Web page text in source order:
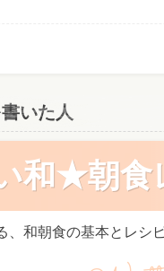
いた人
和★朝食
、和朝食の基本とレシ